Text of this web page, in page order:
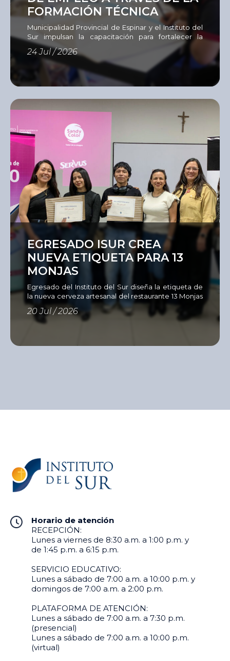
FORMACIÓN TÉCNICA
Municipalidad Provincial de Espinar y el Instituto del
Sur impulsan la capacitación para fortalecer la
empleabilidad La Municipalidad Provincial de
Espinar, en coordinación con el Instituto del Sur
(ISUR), desarrollan un programa de capacitación
dirigido a 60 personas en situación de
vulnerabilidad, entre jóvenes, adultos y
competencias, actualizar sus conocimientos o
aprender un […]
24 Jul / 2026
EGRESADO ISUR CREA
NUEVA ETIQUETA PARA 13
MONJAS
Egresado del Instituto del Sur diseña la etiqueta de
la nueva cerveza artesanal del restaurante 13 Monjas
Como parte de su compromiso con una formación
estrechamente vinculada al entorno profesional, la
Unidad Académica de Diseño del Instituto del Sur,
20 Jul / 2026
Ver
Horario de atención
RECEPCIÓN:
Lunes a viernes de 8:30 a.m. a 1:00 p.m. y
de 1:45 p.m. a 6:15 p.m.
SERVICIO EDUCATIVO:
Lunes a sábado de 7:00 a.m. a 10:00 p.m. y
domingos de 7:00 a.m. a 2:00 p.m.
PLATAFORMA DE ATENCIÓN:
Lunes a sábado de 7:00 a.m. a 7:30 p.m.
(presencial)
Lunes a sábado de 7:00 a.m. a 10:00 p.m.
(virtual)